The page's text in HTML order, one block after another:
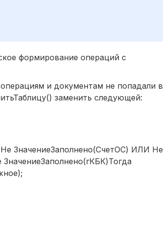
формирование операций с
и документам не попадали в
заменить следующей:
ЗначениеЗаполнено(СчетОС) ИЛИ Не